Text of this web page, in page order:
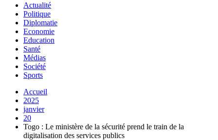
Actualité
Politique
Diplomatie
Economie
Education
Santé
Médias
Société
Sports
Accueil
2025
janvier
20
Togo : Le ministère de la sécurité prend le train de la
digitalisation des services publics